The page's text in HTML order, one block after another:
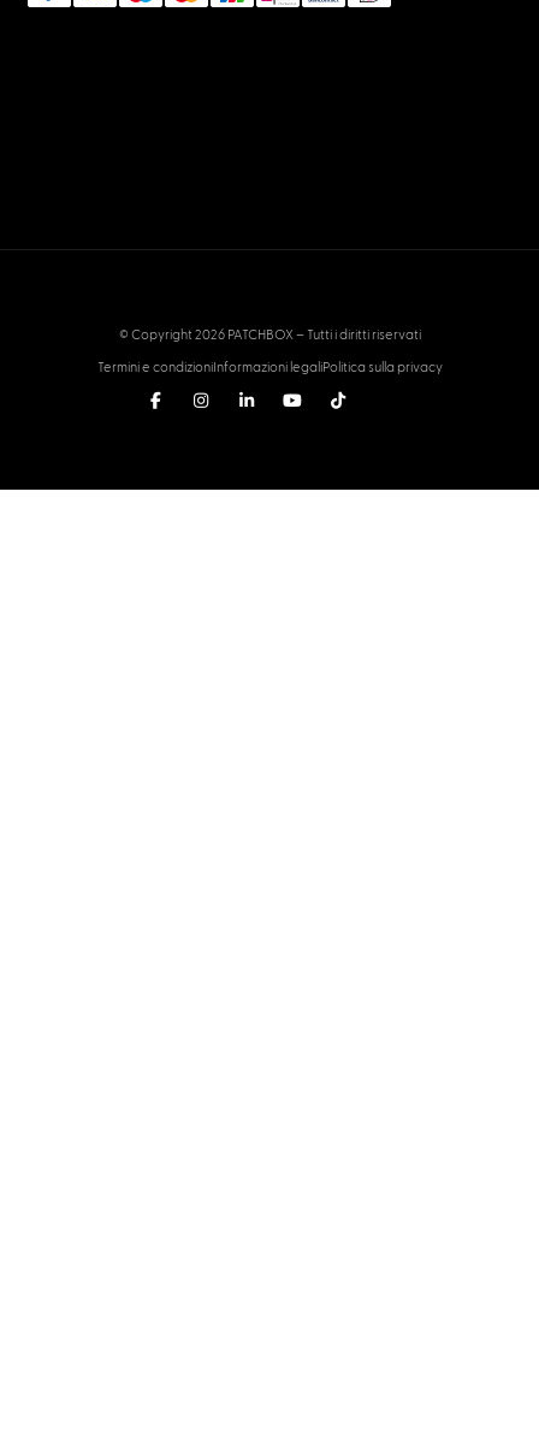
© Copyright 2026 PATCHBOX – Tutti i diritti riservati
Termini e condizioniInformazioni legaliPolitica sulla privacy